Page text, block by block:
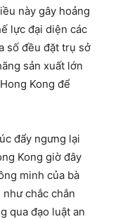
này gây hoảng
lực đại diện các
số đều đặt trụ sở
sản xuất lớn
Kong để
đẩy ngưng lại
Kong giờ đây
minh của bà
chắc chắn
qua đạo luật an